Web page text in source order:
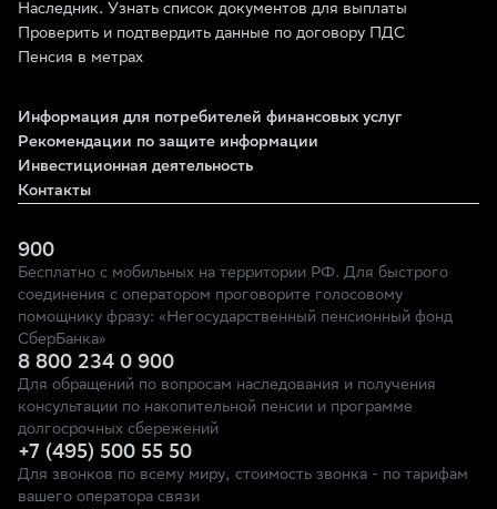
Наследник. Узнать список документов для выплаты
Проверить и подтвердить данные по договору ПДС
Пенсия в метрах
Информация для потребителей финансовых услуг
Рекомендации по защите информации
Инвестиционная деятельность
Контакты
900
Бесплатно с мобильных на территории РФ. Для быстрого
соединения с оператором проговорите голосовому
помощнику фразу: «Негосударственный пенсионный фонд
СберБанка»
8 800 234 0 900
Для обращений по вопросам наследования и получения
консультации по накопительной пенсии и программе
долгосрочных сбережений
+7 (495) 500 55 50
Для звонков по всему миру, стоимость звонка - по тарифам
вашего оператора связи